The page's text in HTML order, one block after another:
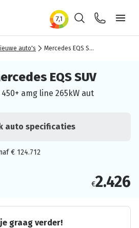
ZoekenContact
auto's Mercedes EQS SUV
EQS SUV
450+ amg line 265kW aut
auto specificaties
€ 124.712
€2.426
graag verder!